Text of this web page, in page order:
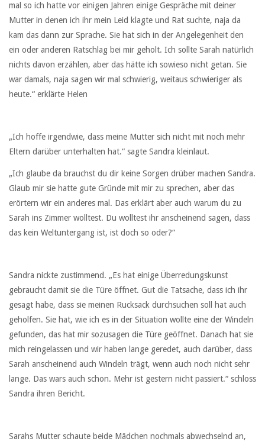
mal so ich hatte vor einigen Jahren einige Gespräche mit deiner
Mutter in denen ich ihr mein Leid klagte und Rat suchte, naja da
kam das dann zur Sprache. Sie hat sich in der Angelegenheit den
ein oder anderen Ratschlag bei mir geholt. Ich sollte Sarah natürlich
nichts davon erzählen, aber das hätte ich sowieso nicht getan. Sie
war damals, naja sagen wir mal schwierig, weitaus schwieriger als
heute.“ erklärte Helen
„Ich hoffe irgendwie, dass meine Mutter sich nicht mit noch mehr
Eltern darüber unterhalten hat.“ sagte Sandra kleinlaut.
„Ich glaube da brauchst du dir keine Sorgen drüber machen Sandra.
Glaub mir sie hatte gute Gründe mit mir zu sprechen, aber das
erörtern wir ein anderes mal. Das erklärt aber auch warum du zu
Sarah ins Zimmer wolltest. Du wolltest ihr anscheinend sagen, dass
das kein Weltuntergang ist, ist doch so oder?“
Sandra nickte zustimmend. „Es hat einige Überredungskunst
gebraucht damit sie die Türe öffnet. Gut die Tatsache, dass ich ihr
gesagt habe, dass sie meinen Rucksack durchsuchen soll hat auch
geholfen. Sie hat, wie ich es in der Situation wollte eine der Windeln
gefunden, das hat mir sozusagen die Türe geöffnet. Danach hat sie
mich reingelassen und wir haben lange geredet, auch darüber, dass
Sarah anscheinend auch Windeln trägt, wenn auch noch nicht sehr
lange. Das wars auch schon. Mehr ist gestern nicht passiert.“ schloss
Sandra ihren Bericht.
Sarahs Mutter schaute beide Mädchen nochmals abwechselnd an,